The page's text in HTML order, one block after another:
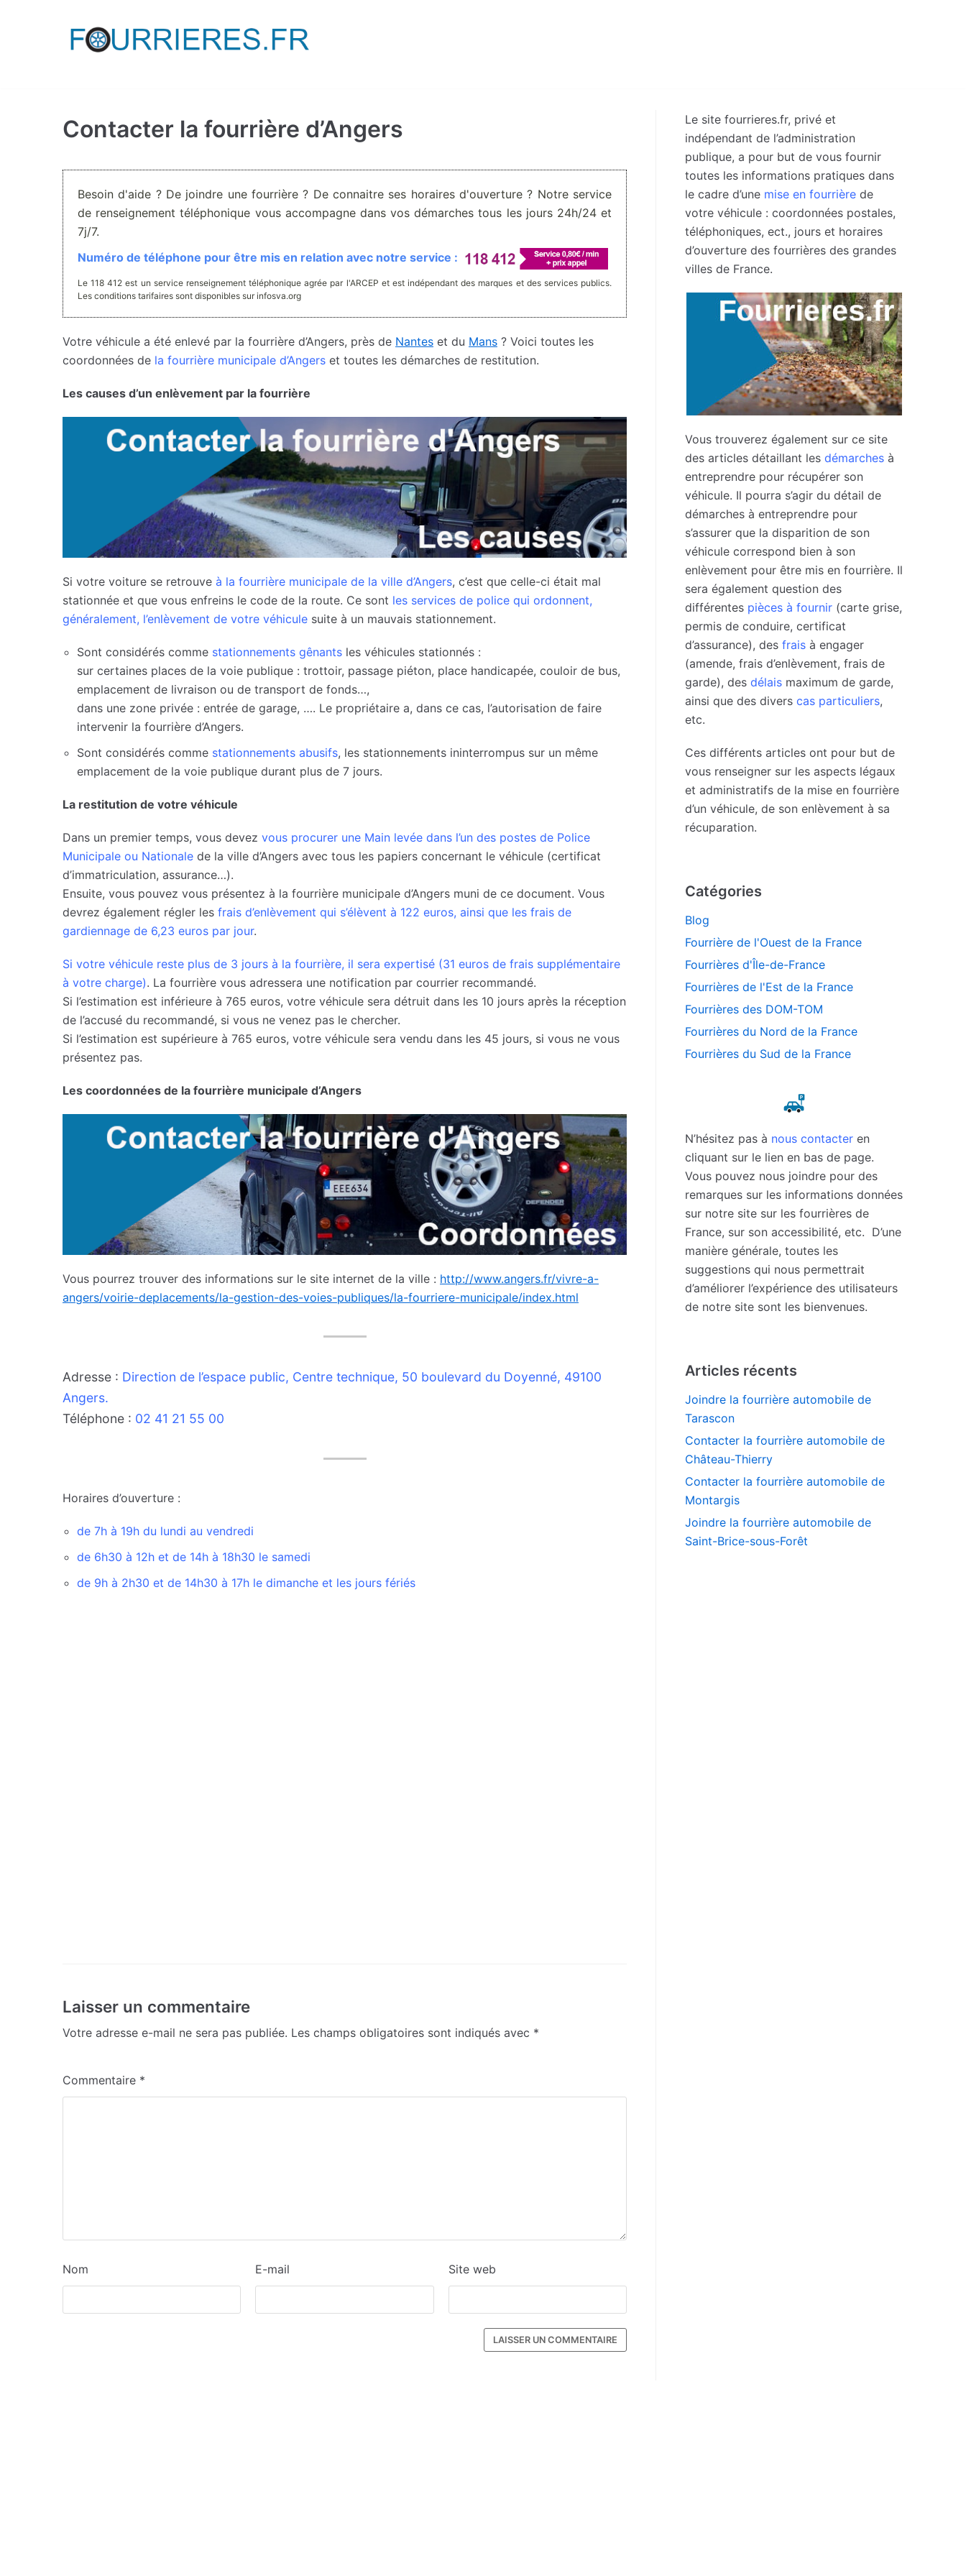
Contacter la fourrière d’Angers
Besoin d'aide ? De joindre une fourrière ? De connaitre ses horaires d'ouverture ? Notre service
de renseignement téléphonique vous accompagne dans vos démarches tous les jours 24h/24 et
7j/7.
Numéro de téléphone pour être mis en relation avec notre service :
Le 118 412 est un service renseignement téléphonique agrée par l'ARCEP et est indépendant des marques et des services publics.
Les conditions tarifaires sont disponibles sur infosva.org
Votre véhicule a été enlevé par la fourrière d’Angers, près de Nantes et du Mans ? Voici toutes les
coordonnées de la fourrière municipale d’Angers et toutes les démarches de restitution.
Les causes d’un enlèvement par la fourrière
Si votre voiture se retrouve à la fourrière municipale de la ville d’Angers, c’est que celle-ci était mal
stationnée et que vous enfreins le code de la route. Ce sont les services de police qui ordonnent,
généralement, l’enlèvement de votre véhicule suite à un mauvais stationnement.
Sont considérés comme stationnements gênants les véhicules stationnés :
sur certaines places de la voie publique : trottoir, passage piéton, place handicapée, couloir de bus,
emplacement de livraison ou de transport de fonds…,
dans une zone privée : entrée de garage, …. Le propriétaire a, dans ce cas, l’autorisation de faire
intervenir la fourrière d’Angers.
Sont considérés comme stationnements abusifs, les stationnements ininterrompus sur un même
emplacement de la voie publique durant plus de 7 jours.
La restitution de votre véhicule
Dans un premier temps, vous devez vous procurer une Main levée dans l’un des postes de Police
Municipale ou Nationale de la ville d’Angers avec tous les papiers concernant le véhicule (certificat
d’immatriculation, assurance…).
Ensuite, vous pouvez vous présentez à la fourrière municipale d’Angers muni de ce document. Vous
devrez également régler les frais d’enlèvement qui s’élèvent à 122 euros, ainsi que les frais de
gardiennage de 6,23 euros par jour.
Si votre véhicule reste plus de 3 jours à la fourrière, il sera expertisé (31 euros de frais supplémentaire
à votre charge). La fourrière vous adressera une notification par courrier recommandé.
Si l’estimation est inférieure à 765 euros, votre véhicule sera détruit dans les 10 jours après la réception
de l’accusé du recommandé, si vous ne venez pas le chercher.
Si l’estimation est supérieure à 765 euros, votre véhicule sera vendu dans les 45 jours, si vous ne vous
présentez pas.
Les coordonnées de la fourrière municipale d’Angers
Vous pourrez trouver des informations sur le site internet de la ville : http://www.angers.fr/vivre-a-
angers/voirie-deplacements/la-gestion-des-voies-publiques/la-fourriere-municipale/index.html
Adresse : Direction de l’espace public, Centre technique, 50 boulevard du Doyenné, 49100
Angers.
Téléphone : 02 41 21 55 00
Horaires d’ouverture :
de 7h à 19h du lundi au vendredi
de 6h30 à 12h et de 14h à 18h30 le samedi
de 9h à 2h30 et de 14h30 à 17h le dimanche et les jours fériés
Laisser un commentaire
Votre adresse e-mail ne sera pas publiée. Les champs obligatoires sont indiqués avec *
Commentaire *
Nom E-mail Site web
Le site fourrieres.fr, privé et
indépendant de l’administration
publique, a pour but de vous fournir
toutes les informations pratiques dans
le cadre d’une mise en fourrière de
votre véhicule : coordonnées postales,
téléphoniques, ect., jours et horaires
d’ouverture des fourrières des grandes
villes de France.
Vous trouverez également sur ce site
des articles détaillant les démarches à
entreprendre pour récupérer son
véhicule. Il pourra s’agir du détail de
démarches à entreprendre pour
s’assurer que la disparition de son
véhicule correspond bien à son
enlèvement pour être mis en fourrière. Il
sera également question des
différentes pièces à fournir (carte grise,
permis de conduire, certificat
d’assurance), des frais à engager
(amende, frais d’enlèvement, frais de
garde), des délais maximum de garde,
ainsi que des divers cas particuliers,
etc.
Ces différents articles ont pour but de
vous renseigner sur les aspects légaux
et administratifs de la mise en fourrière
d’un véhicule, de son enlèvement à sa
récuparation.
Catégories
Blog
Fourrière de l'Ouest de la France
Fourrières d'Île-de-France
Fourrières de l'Est de la France
Fourrières des DOM-TOM
Fourrières du Nord de la France
Fourrières du Sud de la France
N’hésitez pas à nous contacter en
cliquant sur le lien en bas de page.
Vous pouvez nous joindre pour des
remarques sur les informations données
sur notre site sur les fourrières de
France, sur son accessibilité, etc. D’une
manière générale, toutes les
suggestions qui nous permettrait
d’améliorer l’expérience des utilisateurs
de notre site sont les bienvenues.
Articles récents
Joindre la fourrière automobile de
Tarascon
Contacter la fourrière automobile de
Château-Thierry
Contacter la fourrière automobile de
Montargis
Joindre la fourrière automobile de
Saint-Brice-sous-Forêt